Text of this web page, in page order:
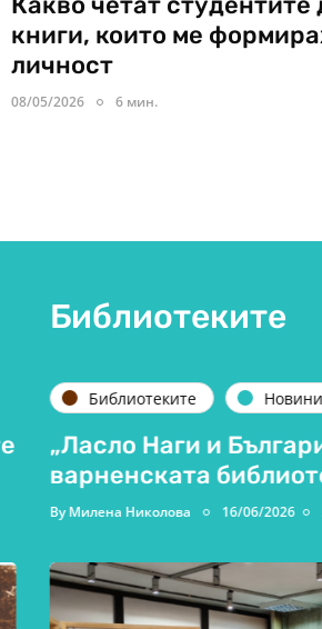
книги, които ме
личност
08/05/2026 6 мин.
Библиотеките
Библиотеките Новини
„Ласло Наги и България“
варненската библиотека
Милена Николова 16/06/2026 2 мин.